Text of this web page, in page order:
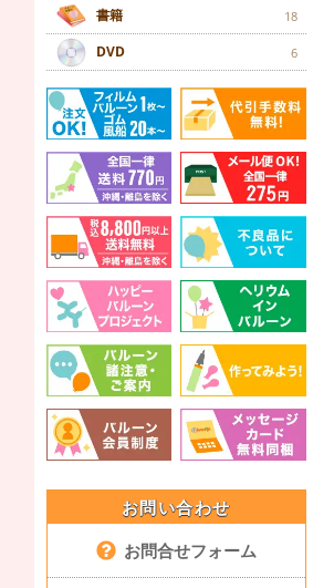
書籍 18
DVD 6
お問い合わせ
お問合せフォーム